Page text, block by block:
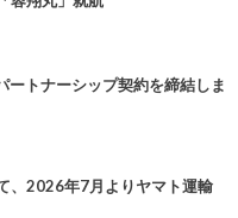
ートナーシップ契約を締結しま
、2026年7月よりヤマト運輸